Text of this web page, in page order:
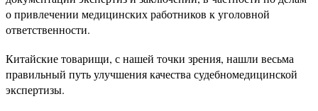
о привлечении медицинских работников к уголовной
ответственности.
Китайские товарищи, с нашей точки зрения, нашли весьма
правильный путь улучшения качества судебномедицинской
экспертизы.